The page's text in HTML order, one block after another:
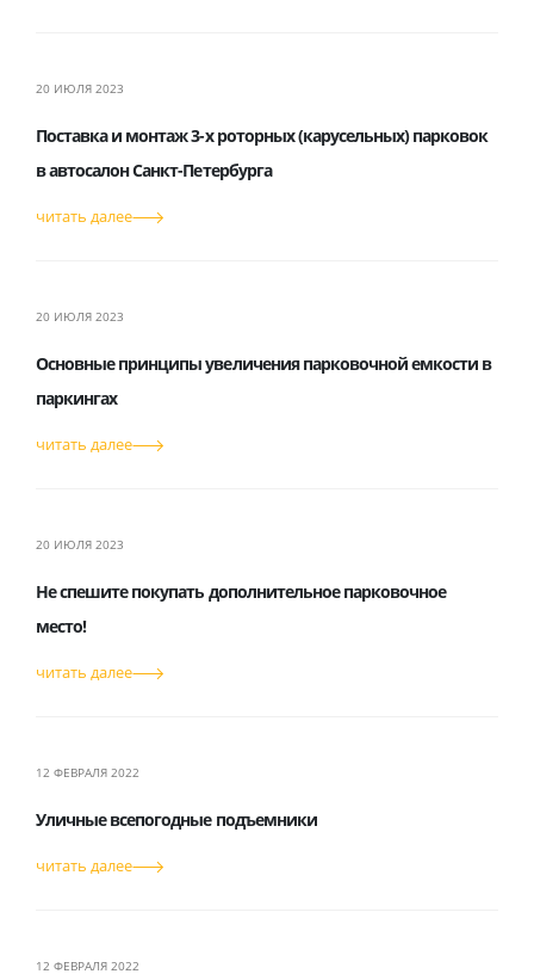
20 ИЮЛЯ 2023
Поставка и монтаж 3-х роторных (карусельных) парковок
в автосалон Санкт-Петербурга
читать далее
20 ИЮЛЯ 2023
Основные принципы увеличения парковочной емкости в
паркингах
читать далее
20 ИЮЛЯ 2023
Не спешите покупать дополнительное парковочное
место!
читать далее
12 ФЕВРАЛЯ 2022
Уличные всепогодные подъемники
читать далее
12 ФЕВРАЛЯ 2022